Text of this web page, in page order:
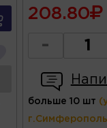
208.80
-
больше 10 шт